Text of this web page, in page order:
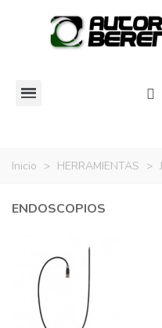
Inicio > HERRAMIENTAS >
ENDOSCOPIOS